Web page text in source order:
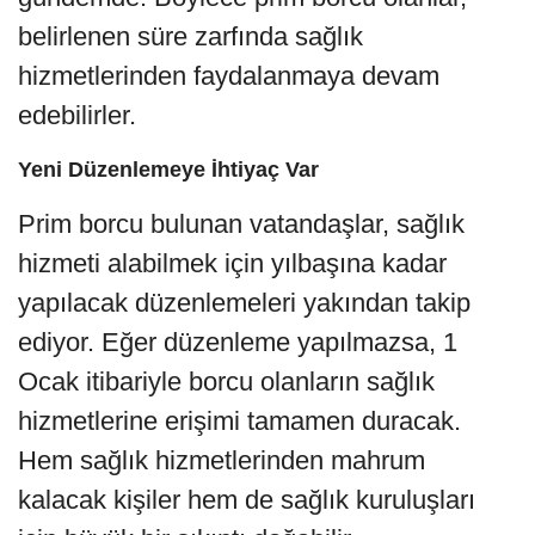
belirlenen süre zarfında sağlık
hizmetlerinden faydalanmaya devam
edebilirler.
Yeni Düzenlemeye İhtiyaç Var
Prim borcu bulunan vatandaşlar, sağlık
hizmeti alabilmek için yılbaşına kadar
yapılacak düzenlemeleri yakından takip
ediyor. Eğer düzenleme yapılmazsa, 1
Ocak itibariyle borcu olanların sağlık
hizmetlerine erişimi tamamen duracak.
Hem sağlık hizmetlerinden mahrum
kalacak kişiler hem de sağlık kuruluşları